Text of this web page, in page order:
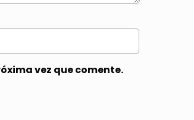
vez que comente.